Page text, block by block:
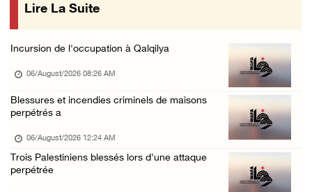
Le Parlement arabe condamne l'escalade de l' ...
Une réunion ministérielle est lancée à Amman ...
05/August/2026 01:16 PM
Les détenues de la prison « Damon » sont con ...
Des colons inscrivent des slogans racistes s ...
05/August/2026 12:27 PM
Bethléem: L'occupation boucle la zone des ba ...
Lire La Suite
Incursion de l'occupation à Qalqilya
06/August/2026 08:26 AM
Blessures et incendies criminels de maisons
perpétrés a
06/August/2026 12:24 AM
Trois Palestiniens blessés lors d'une attaque
perpétrée